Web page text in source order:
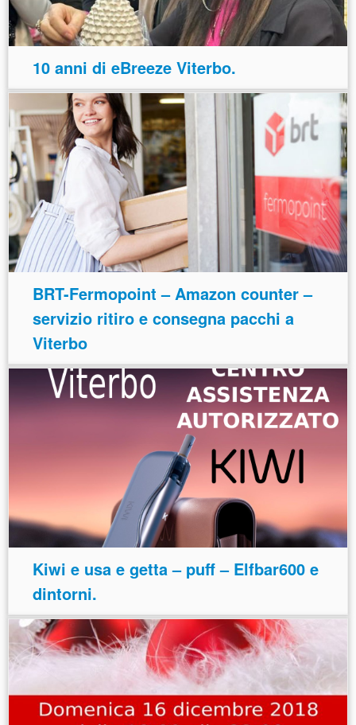
10 anni di eBreeze Viterbo.
BRT-Fermopoint – Amazon counter –
servizio ritiro e consegna pacchi a
Viterbo
Kiwi e usa e getta – puff – Elfbar600 e
dintorni.